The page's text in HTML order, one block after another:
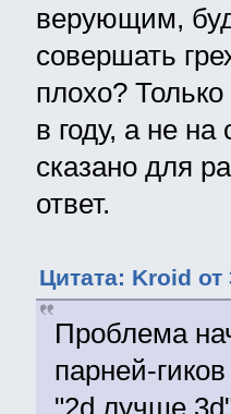
верующим,
совершать
плохо?
в году, а не
сказано для
ответ.
Цитата: Kroid от
Проблема
парней-